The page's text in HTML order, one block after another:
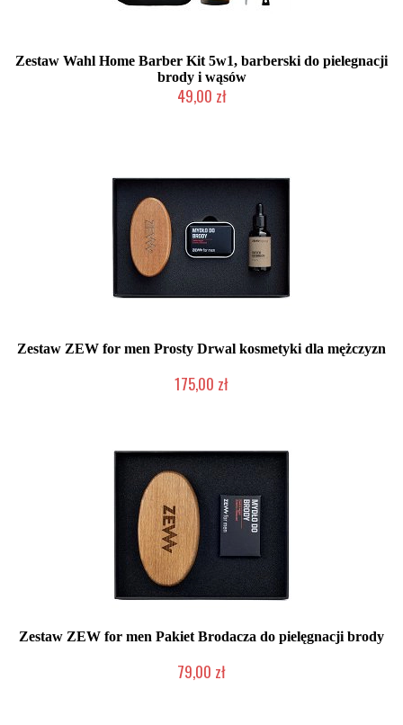
Zestaw Wahl Home Barber Kit 5w1, barberski do pielegnacji
brody i wąsów
49,00 zł
Zestaw ZEW for men Prosty Drwal kosmetyki dla mężczyzn
175,00 zł
Zestaw ZEW for men Pakiet Brodacza do pielęgnacji brody
79,00 zł